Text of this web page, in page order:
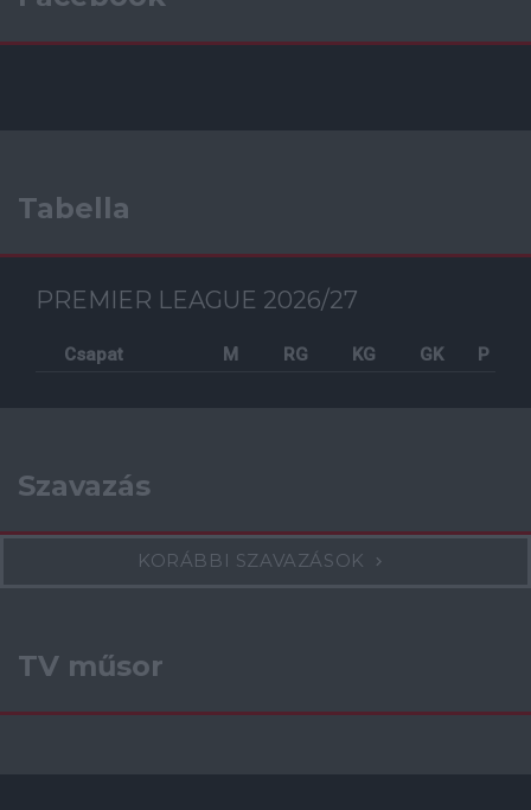
Tabella
PREMIER LEAGUE 2026/27
Csapat M RG KG GK P
Szavazás
KORÁBBI SZAVAZÁSOK
TV műsor